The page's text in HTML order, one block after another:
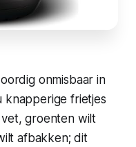
onmisbaar in
knapperige frietjes
groenten wilt
afbakken; dit